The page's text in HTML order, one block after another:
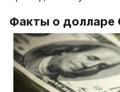
Факты о